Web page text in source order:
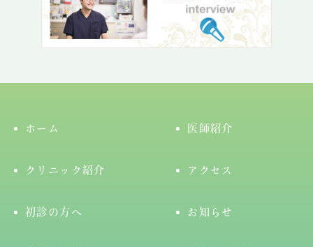
ホーム 医師紹介
クリニック紹介 アクセス
初診の方へ お知らせ